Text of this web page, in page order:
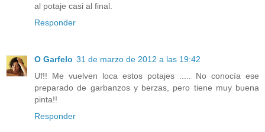
al potaje casi al final.
Responder
O Garfelo 31 de marzo de 2012 a las 19:42
Uf!! Me vuelven loca estos potajes ..... No conocía ese
preparado de garbanzos y berzas, pero tiene muy buena
pinta!!
Responder